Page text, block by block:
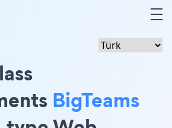
BigTeams